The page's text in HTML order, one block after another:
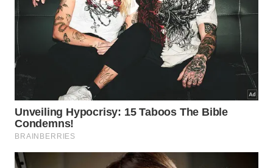
Ao explicar o wu wei, o próprio verbete destaca a
relação com simplicidade, humildade e harmonia
com o Tao. Esse trio continua atual porque combate
a ambição que se torna ruído, devolvendo foco ao
que é essencial, concreto e verdadeiramente
necessário
epossível